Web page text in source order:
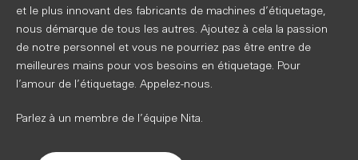
et le plus innovant des fabricants de machines d’étiquetage,
nous démarque de tous les autres. Ajoutez à cela la passion
de notre personnel et vous ne pourriez pas être entre de
meilleures mains pour vos besoins en étiquetage. Pour
l’amour de l’étiquetage. Appelez-nous.
Parlez à un membre de l’équipe Nita.